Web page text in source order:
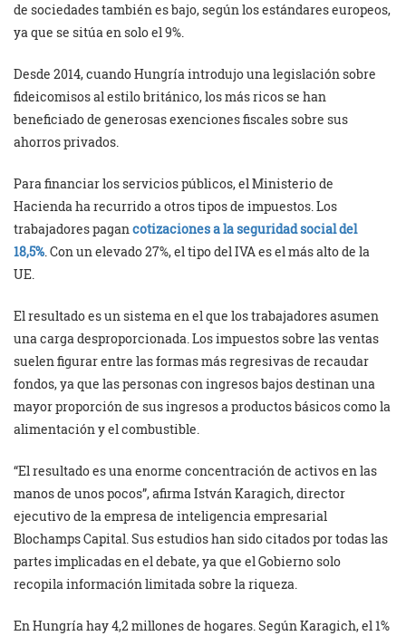
de sociedades también es bajo, según los estándares europeos,
ya que se sitúa en solo el 9%.
Desde 2014, cuando Hungría introdujo una legislación sobre
fideicomisos al estilo británico, los más ricos se han
beneficiado de generosas exenciones fiscales sobre sus
ahorros privados.
Para financiar los servicios públicos, el Ministerio de
Hacienda ha recurrido a otros tipos de impuestos. Los
trabajadores pagancotizaciones a la seguridad social del
18,5%. Con un elevado 27%, el tipo del IVA es el más alto de la
UE.
El resultado es un sistema en el que los trabajadores asumen
una carga desproporcionada. Los impuestos sobre las ventas
suelen figurar entre las formas más regresivas de recaudar
fondos, ya que las personas con ingresos bajos destinan una
mayor proporción de sus ingresos a productos básicos como la
alimentación y el combustible.
“El resultado es una enorme concentración de activos en las
manos de unos pocos”, afirma István Karagich, director
ejecutivo de la empresa de inteligencia empresarial
Blochamps Capital. Sus estudios han sido citados por todas las
partes implicadas en el debate, ya que el Gobierno solo
recopila información limitada sobre la riqueza.
En Hungría hay 4,2 millones de hogares. Según Karagich, el 1%